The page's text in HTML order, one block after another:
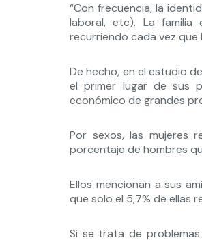
“Con frecuencia, la
laboral, etc). La
recurriendo cada vez que
De hecho, en el estudio
el primer lugar de sus
económico de grandes
Por sexos, las mujeres
porcentaje de hombres
Ellos mencionan a sus
que solo el 5,7% de ellas
Si se trata de problemas